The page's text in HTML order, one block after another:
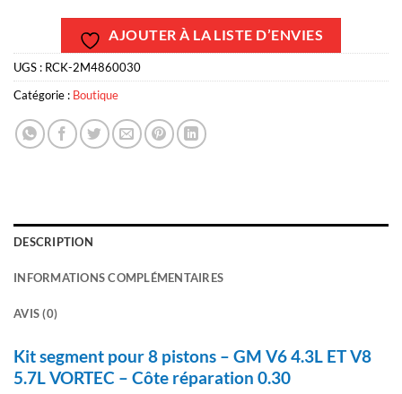
AJOUTER À LA LISTE D’ENVIES
UGS : RCK-2M4860030
Catégorie : Boutique
DESCRIPTION
INFORMATIONS COMPLÉMENTAIRES
AVIS (0)
Kit segment pour 8 pistons – GM V6 4.3L ET V8
5.7L VORTEC – Côte réparation 0.30